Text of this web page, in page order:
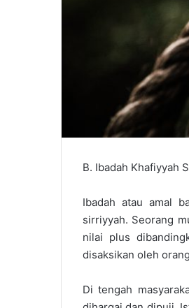
B. Ibadah Khafiyyah
Ibadah atau amal
sirriyyah. Seorang
nilai plus
disaksikan oleh
Di tengah